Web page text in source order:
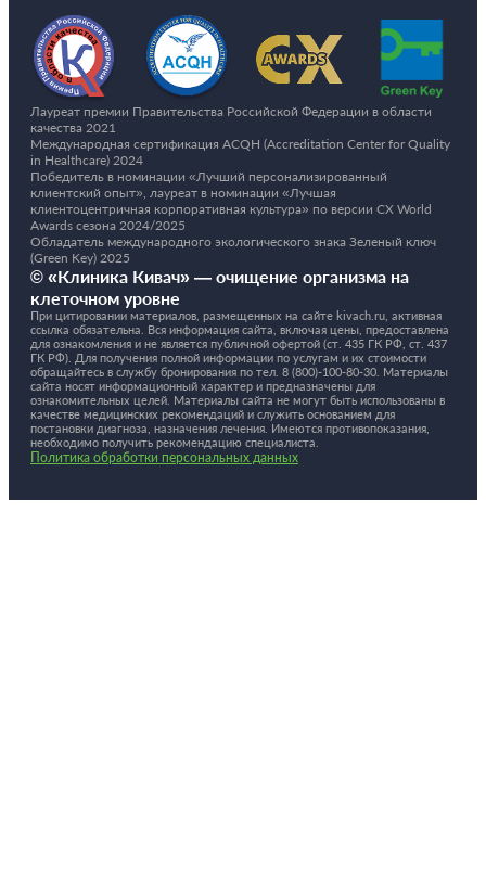
Лауреат премии Правительства Российской Федерации в области
качества 2021
Международная сертификация ACQH (Accreditation Center for Quality
in Healthcare) 2024
Победитель в номинации «Лучший персонализированный
клиентский опыт», лауреат в номинации «Лучшая
клиентоцентричная корпоративная культура» по версии CX World
Awards сезона 2024/2025
Обладатель международного экологического знака Зеленый ключ
(Green Key) 2025
© «Клиника Кивач» — очищение организма на
клеточном уровне
При цитировании материалов, размещенных на сайте kivach.ru, активная
ссылка обязательна. Вся информация сайта, включая цены, предоставлена
для ознакомления и не является публичной офертой (ст. 435 ГК РФ, cт. 437
ГК РФ). Для получения полной информации по услугам и их стоимости
обращайтесь в службу бронирования по тел. 8 (800)-100-80-30. Материалы
сайта носят информационный характер и предназначены для
ознакомительных целей. Материалы сайта не могут быть использованы в
качестве медицинских рекомендаций и служить основанием для
постановки диагноза, назначения лечения. Имеются противопоказания,
необходимо получить рекомендацию специалиста.
Политика обработки персональных данных